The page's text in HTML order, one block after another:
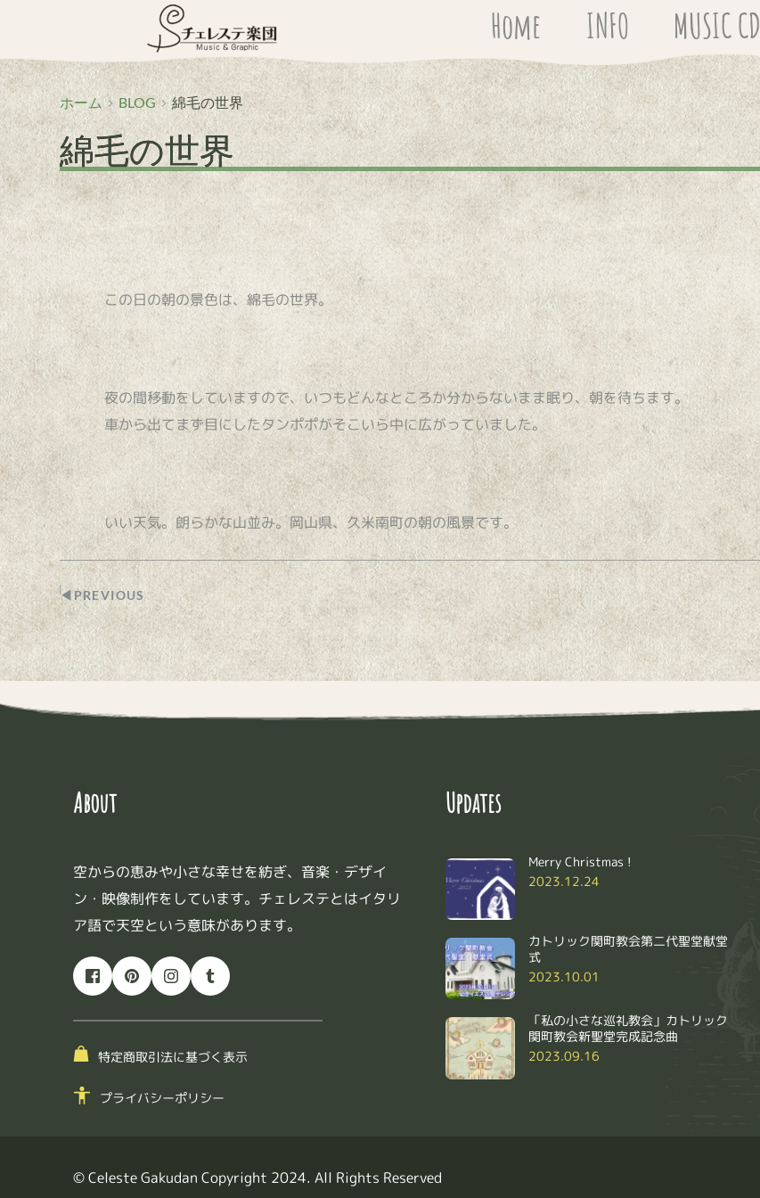
ン
ツ
へ
ス
キ
ッ
プ
Home INFO MUSIC CD
ホーム BLOG 綿毛の世界
綿毛の世界
この日の朝の景色は、綿毛の世界。
夜の間移動をしていますので、いつもどんなところか分からないまま眠り、朝を待ちます。
車から出てまず目にしたタンポポがそこいら中に広がっていました。
いい天気。朗らかな山並み。岡山県、久米南町の朝の風景です。
◀︎PREVIOUS
About
空からの恵みや小さな幸せを紡ぎ、音楽・デザイ
ン・映像制作をしています。チェレステとはイタリ
ア語で天空という意味があります。
特定商取引法に基づく表示
プライバシーポリシー
Updates
Merry Christmas !
2023.12.24
カトリック関町教会第二代聖堂献堂
式
2023.10.01
「私の小さな巡礼教会」カトリック
関町教会新聖堂完成記念曲
2023.09.16
© Celeste Gakudan Copyright 2024. All Rights Reserved